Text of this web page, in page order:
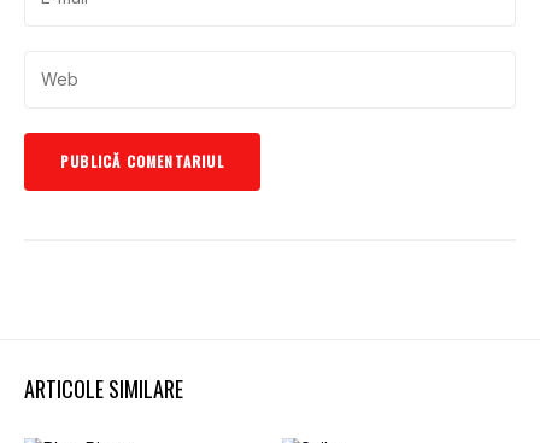
ARTICOLE SIMILARE